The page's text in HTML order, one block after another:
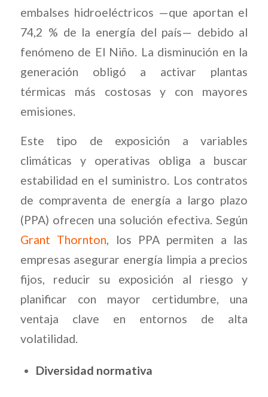
embalses hidroeléctricos —que aportan el
74,2 % de la energía del país— debido al
fenómeno de El Niño. La disminución en la
generación obligó a activar plantas
térmicas más costosas y con mayores
emisiones.
Este tipo de exposición a variables
climáticas y operativas obliga a buscar
estabilidad en el suministro. Los contratos
de compraventa de energía a largo plazo
(PPA) ofrecen una solución efectiva. Según
Grant Thornton, los PPA permiten a las
empresas asegurar energía limpia a precios
fijos, reducir su exposición al riesgo y
planificar con mayor certidumbre, una
ventaja clave en entornos de alta
volatilidad.
Diversidad normativa